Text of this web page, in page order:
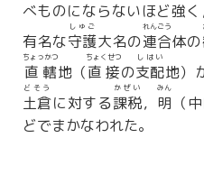
べものにならないほど強く
有名な守護
しゅご
大名の連合
れんごう
体の
直轄
ちょっかつ
地（直接
ちょくせつ
の支配
しはい
地）
土倉
どそう
に対する課税
かぜい
， 明
みん
（
どでまかなわれた。